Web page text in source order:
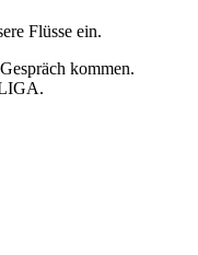
Flüsse ein.
kommen.